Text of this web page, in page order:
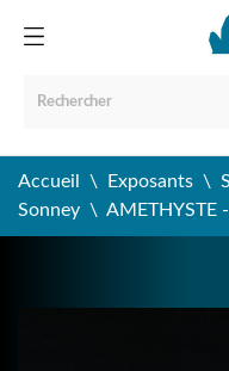
Accueil Exposants
Sonney
AMETHYSTE